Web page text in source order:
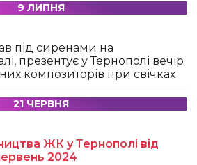
9 ЛИПНЯ
під сиренами на
презентує у Тернополі вечір
композиторів при свічках
21 ЧЕРВНЯ
ЖК у Тернополі від
2024